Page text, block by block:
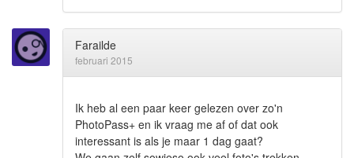
Farailde
februari 2015
Ik heb al een paar keer gelezen over zo'n
PhotoPass+ en ik vraag me af of dat ook
interessant is als je maar 1 dag gaat?